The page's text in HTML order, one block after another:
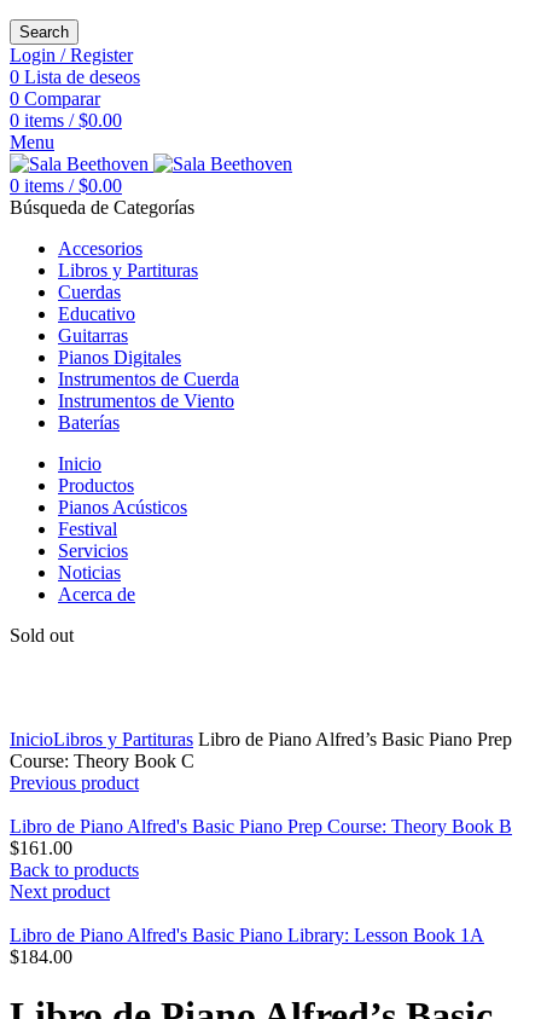
Search
Login / Register
0 Lista de deseos
0 Comparar
0 items / $0.00
Menu
0 items / $0.00
Búsqueda de Categorías
Accesorios
Libros y Partituras
Cuerdas
Educativo
Guitarras
Pianos Digitales
Instrumentos de Cuerda
Instrumentos de Viento
Baterías
Inicio
Productos
Pianos Acústicos
Festival
Servicios
Noticias
Acerca de
Sold out
InicioLibros y Partituras Libro de Piano Alfred’s Basic Piano Prep
Course: Theory Book C
Previous product
Libro de Piano Alfred's Basic Piano Prep Course: Theory Book B
$161.00
Back to products
Next product
Libro de Piano Alfred's Basic Piano Library: Lesson Book 1A
$184.00